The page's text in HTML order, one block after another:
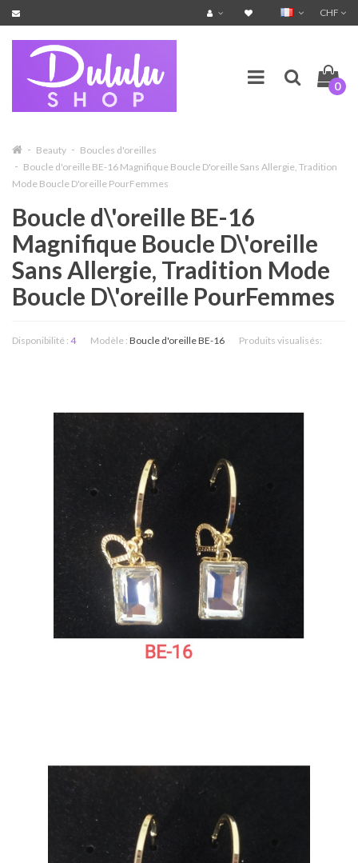
CHF
0
Beauty
Boucles d'oreilles
Boucle d'oreille BE-16 Magnifique Boucle D'oreille Sans Allergie, Tradition
Mode Boucle D'oreille PourFemmes
Boucle d\'oreille BE-16
Magnifique Boucle D\'oreille
Sans Allergie, Tradition Mode
Boucle D\'oreille PourFemmes
Disponibilité : 4 Modèle : Boucle d'oreille BE-16 Produits visualisés: